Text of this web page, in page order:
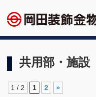
共用部・施設
1 / 2 1 2 »